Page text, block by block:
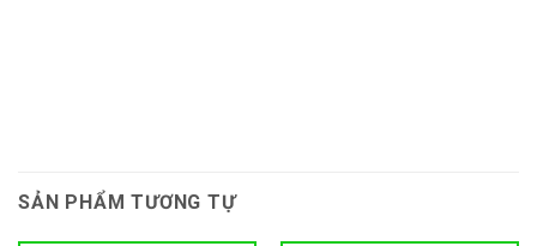
SẢN PHẨM TƯƠNG TỰ